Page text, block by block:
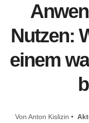
Nutzen:
einem
Von Anton Kislizin •